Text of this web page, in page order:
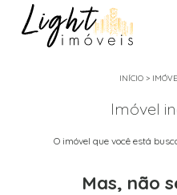
INÍCIO>
Imóvel
O imóvel que você está
Mas, não